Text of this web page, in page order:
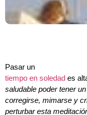
Pasar un
tiempo en soledad es
saludable poder tener
corregirse, mimarse y
perturbar esta